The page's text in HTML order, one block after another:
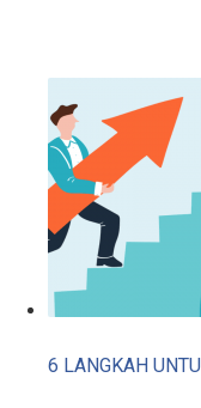
content
6 LANGKAH